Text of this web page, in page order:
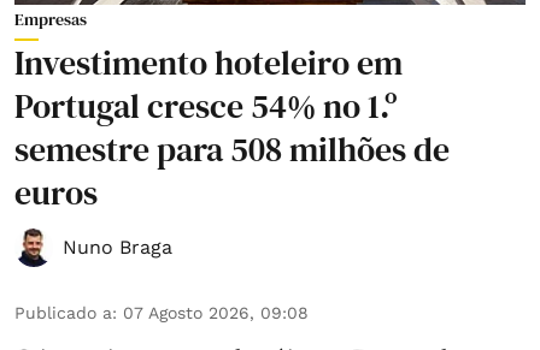
Empresas
Investimento hoteleiro em
Portugal cresce 54% no 1.º
semestre para 508 milhões de
euros
Nuno Braga
Publicado a: 07 Agosto 2026, 09:08